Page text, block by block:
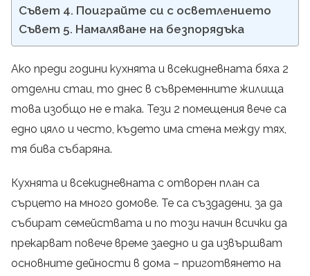
Съвет 4. Поиграйте си с осветлението
Съвет 5. Намаляване на безпорядъка
Ако преди години кухнята и всекидневната бяха 2
отделни стаи, то днес в съвременните жилища
това изобщо не е така. Тези 2 помещения вече са
едно цяло и често, където има стена между тях,
тя бива събаряна.
Кухнята и всекидневната с отворен план са
сърцето на много домове. Те са създадени, за да
събират семействата и по този начин всички да
прекарват повече време заедно и да извършват
основните дейности в дома – приготвянето на